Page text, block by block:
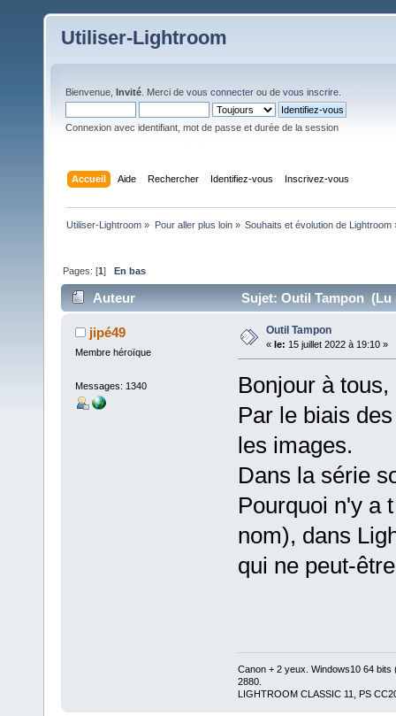
Utiliser-Lightroom
Bienvenue, Invité . Merci de vous connecter ou de vous inscrire
Connexion avec identifiant, mot de passe et durée de la session
Accueil Aide Rechercher Identifiez-vous Inscrivez-vous
Utiliser-Lightroom » Pour aller plus loin» Souhaits et évolution de Lightroom
Pages: [1]En bas
Auteur Sujet: Outil Tampon (Lu
jipé49
Membre héroïque
Messages: 1340
Outil Tampon
« le: 15 juillet 2022 à 19:10 »
Bonjour à tous,
Par le biais
les images.
Dans la série
Pourquoi n'y a
nom), dans
qui ne peut-
Canon + 2 yeux. Windows10 64
2880.
LIGHTROOM CLASSIC 11, PS